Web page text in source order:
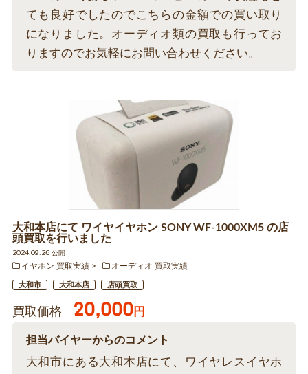
ても良好でしたのでこちらの金額での買い取り
になりました。オーディオ類の買取も行ってお
りますのでお気軽にお問い合わせください。
大和本店にて ワイヤイヤホン SONY WF-1000XM5 の店
頭買取を行いました
2024.09.26 公開
イヤホン 買取実績
オーディオ 買取実績
大和市 大和本店 店頭買取
買取価格 20,000円
担当バイヤーからのコメント
大和市にある大和本店にて、ワイヤレスイヤホ